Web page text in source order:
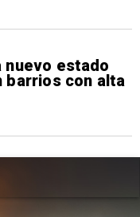
nuevo estado
barrios con alta